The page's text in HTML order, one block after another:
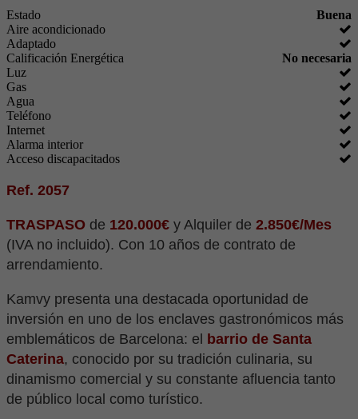
Estado
Buena
Aire acondicionado
Adaptado
Calificación Energética
No necesaria
Luz
Gas
Agua
Teléfono
Internet
Alarma interior
Acceso discapacitados
Ref. 2057
TRASPASO de 120.000€ y Alquiler de 2.850€/Mes
(IVA no incluido). Con 10 años de contrato de
arrendamiento.
Kamvy presenta una destacada oportunidad de
inversión en uno de los enclaves gastronómicos más
emblemáticos de Barcelona: el barrio de Santa
Caterina, conocido por su tradición culinaria, su
dinamismo comercial y su constante afluencia tanto
de público local como turístico.